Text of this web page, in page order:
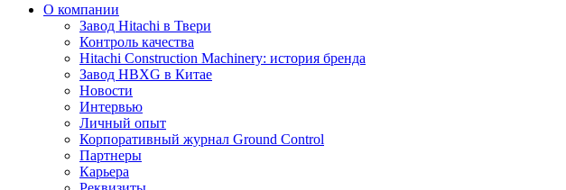
О компании
Завод Hitachi в Твери
Контроль качества
Hitachi Construction Machinery: история бренда
Завод HBXG в Китае
Новости
Интервью
Личный опыт
Корпоративный журнал Ground Control
Партнеры
Карьера